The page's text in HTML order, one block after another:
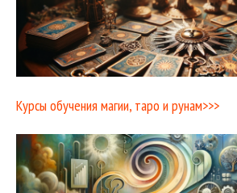
Курсы обучения магии, таро и рунам>>>